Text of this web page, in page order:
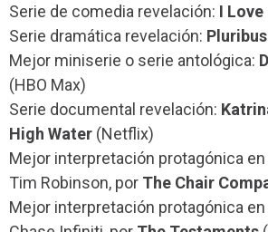
Serie de comedia revelación: I Love
Serie dramática revelación: Pluribus
Mejor miniserie o serie antológica:
(HBO Max)
Serie documental revelación:
High Water (Netflix)
Mejor interpretación protagónica
Tim Robinson, por The Chair
Mejor interpretación protagónica